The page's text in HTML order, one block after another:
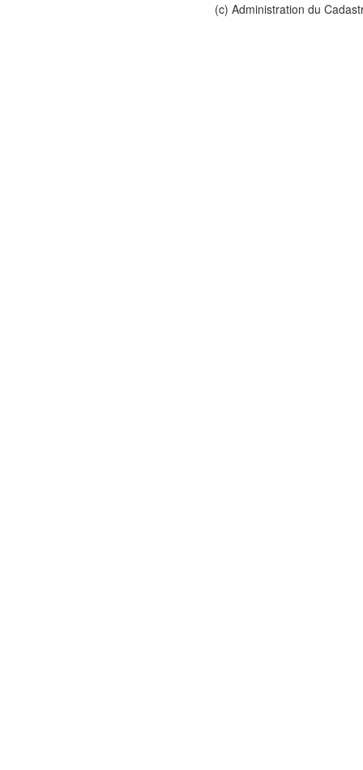
(c) Administration du